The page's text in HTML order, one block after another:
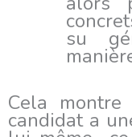
su
Cela
candidat a